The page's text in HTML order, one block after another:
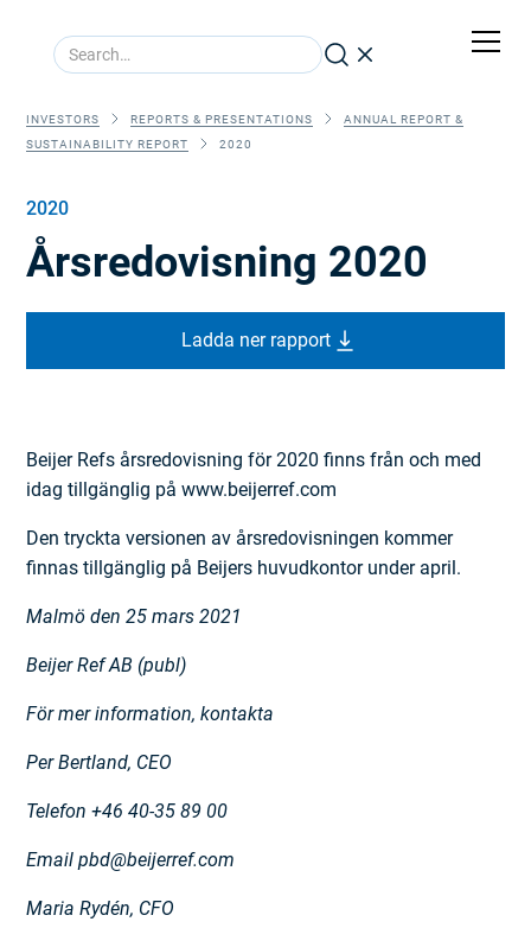
INVESTORS REPORTS & PRESENTATIONS
ANNUAL REPORT &
SUSTAINABILITY REPORT
2020
2020
Årsredovisning 2020
Ladda ner rapport
Beijer Refs årsredovisning för 2020 finns från och med
idag tillgänglig på www.beijerref.com
Den tryckta versionen av årsredovisningen kommer
finnas tillgänglig på Beijers huvudkontor under april.
Malmö den 25 mars 2021
Beijer Ref AB (publ)
För mer information, kontakta
Per Bertland, CEO
Telefon +46 40-35 89 00
Email pbd@beijerref.com
Maria Rydén, CFO